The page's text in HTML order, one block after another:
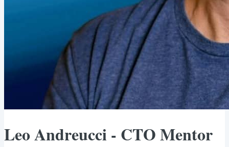
Leo Andreucci - CTO Mentor